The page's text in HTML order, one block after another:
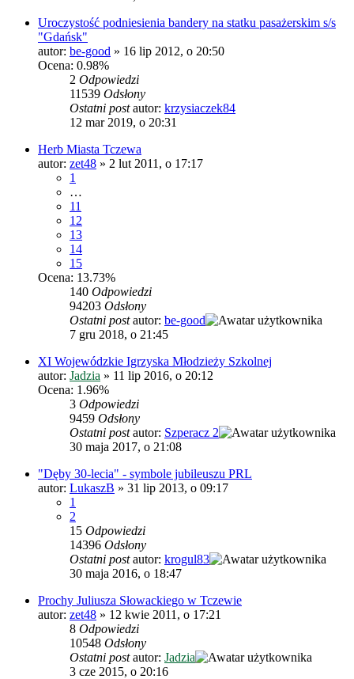
Uroczystość podniesienia bandery na statku pasażerskim s/s
"Gdańsk"
autor: be-good » 16 lip 2012, o 20:50
Ocena: 0.98%
2 Odpowiedzi
11539 Odsłony
Ostatni postautor: krzysiaczek84
12 mar 2019, o 20:31
Herb Miasta Tczewa
autor: zet48 » 2 lut 2011, o 17:17
1
…
11
12
13
14
15
Ocena: 13.73%
140 Odpowiedzi
94203 Odsłony
Ostatni postautor: be-good
7 gru 2018, o 21:45
XI Wojewódzkie Igrzyska Młodzieży Szkolnej
autor: Jadzia » 11 lip 2016, o 20:12
Ocena: 1.96%
3 Odpowiedzi
9459 Odsłony
Ostatni postautor: Szperacz 2
30 maja 2017, o 21:08
"Dęby 30-lecia" - symbole jubileuszu PRL
autor: LukaszB » 31 lip 2013, o 09:17
1
2
15 Odpowiedzi
14396 Odsłony
Ostatni postautor: krogul83
30 maja 2016, o 18:47
Prochy Juliusza Słowackiego w Tczewie
autor: zet48 » 12 kwie 2011, o 17:21
8 Odpowiedzi
10548 Odsłony
Ostatni postautor: Jadzia
3 cze 2015, o 20:16